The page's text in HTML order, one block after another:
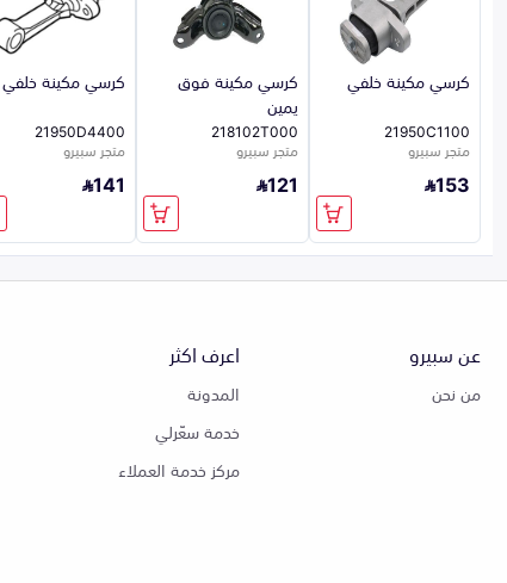
كرسي مكينة خلفي
21950C1100
متجر سبيرو
153
كرسي مكينة فوق
يمين
218102T000
متجر سبيرو
121
كرسي مكينة خلفي
21950D4400
متجر سبيرو
141
عن سبيرو
من نحن
اعرف اكثر
المدونة
خدمة سعّرلي
مركز خدمة العملاء